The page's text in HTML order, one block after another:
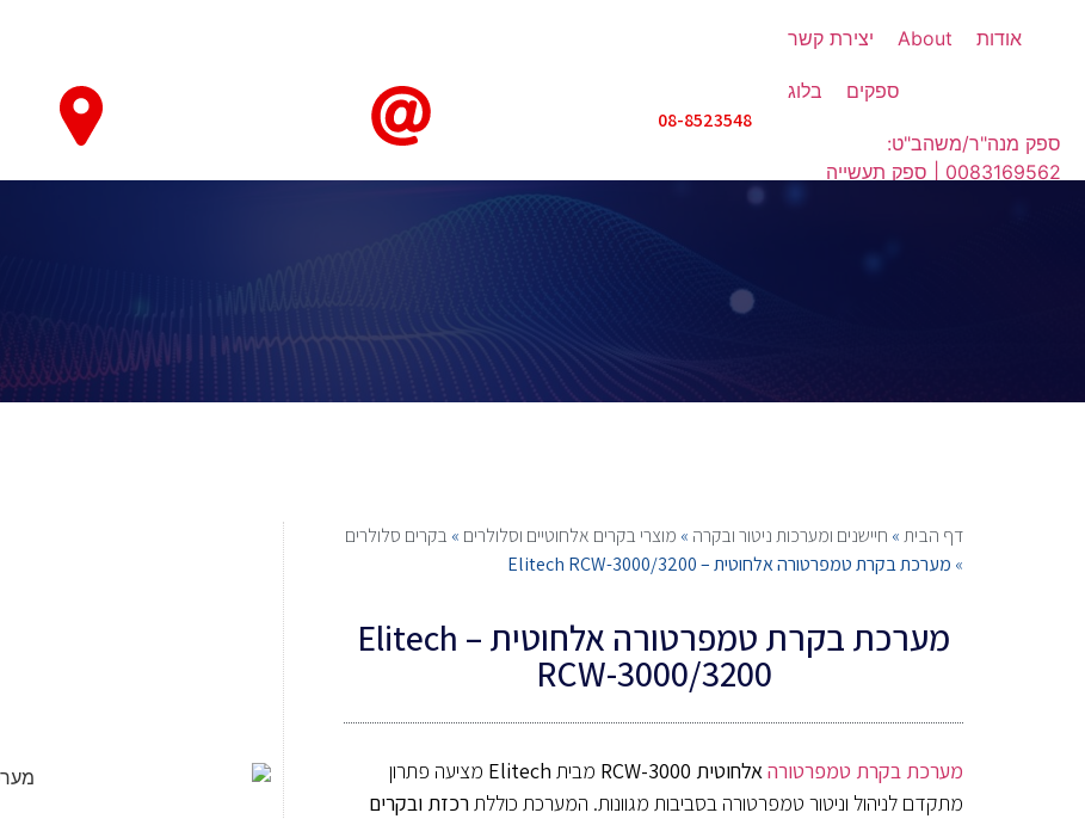
אודות About יצירת קשר
ספקים בלוג
ספק מנה"ר/משהב"ט:
0083169562 | ספק תעשייה
08-8523548
חיישנים ומערכות ניטור ובקרה
דף הבית» חיישנים ומערכות ניטור ובקרה » מוצרי בקרים אלחוטיים וסלולרים » בקרים סלולרים
» מערכת בקרת טמפרטורה אלחוטית – Elitech RCW-3000/3200
מערכת בקרת טמפרטורה אלחוטית – Elitech
RCW-3000/3200
מערכת בקרת טמפרטורהאלחוטית RCW-3000 מבית Elitech מציעה פתרון
מתקדם לניהול וניטור טמפרטורה בסביבות מגוונות. המערכת כוללתרכזת ובקרים